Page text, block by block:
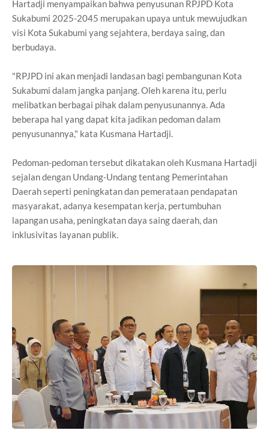
Hartadji menyampaikan bahwa penyusunan RPJPD Kota
Sukabumi 2025-2045 merupakan upaya untuk mewujudkan
visi Kota Sukabumi yang sejahtera, berdaya saing, dan
berbudaya.
"RPJPD ini akan menjadi landasan bagi pembangunan Kota
Sukabumi dalam jangka panjang. Oleh karena itu, perlu
melibatkan berbagai pihak dalam penyusunannya. Ada
beberapa hal yang dapat kita jadikan pedoman dalam
penyusunannya," kata Kusmana Hartadji.
Pedoman-pedoman tersebut dikatakan oleh Kusmana Hartadji
sejalan dengan Undang-Undang tentang Pemerintahan
Daerah seperti peningkatan dan pemerataan pendapatan
masyarakat, adanya kesempatan kerja, pertumbuhan
lapangan usaha, peningkatan daya saing daerah, dan
inklusivitas layanan publik.